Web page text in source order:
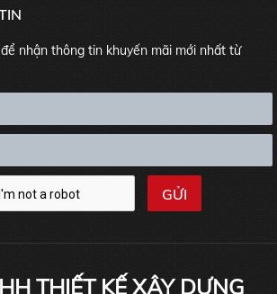
nhận thông tin khuyến mãi mới nhất từ
THIẾT KẾ XÂY DỰNG